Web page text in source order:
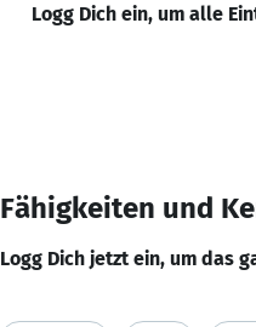
Logg Dich ein, um alle
Fähigkeiten und
Logg Dich jetzt ein, um das